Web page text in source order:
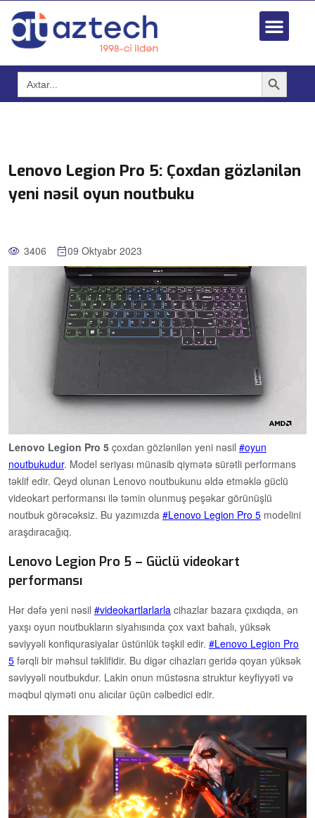
Search
for:
Search Button
Lenovo Legion Pro 5: Çoxdan gözlənilən
yeni nəsil oyun noutbuku
3406 09 Oktyabr 2023
Lenovo Legion Pro 5 çoxdan gözlənilən yeni nəsil
oyun
noutbukudur. Model seriyası münasib qiymətə sürətli performans
təklif edir. Qeyd olunan Lenovo noutbukunu əldə etməklə güclü
videokart performansı ilə təmin olunmuş peşəkar görünüşlü
noutbuk görəcəksiz. Bu yazımızda
Lenovo Legion Pro 5 modelini
araşdıracağıq.
Lenovo Legion Pro 5 – Güclü videokart
performansı
Hər dəfə yeni nəsil videokartlarlarla cihazlar bazara çıxdıqda, ən
yaxşı oyun noutbukların siyahısında çox vaxt bahalı, yüksək
səviyyəli konfiqurasiyalar üstünlük təşkil edir.
Lenovo Legion Pro
5 fərqli bir məhsul təklifidir. Bu digər cihazları geridə qoyan yüksək
səviyyəli noutbukdur. Lakin onun müstəsna struktur keyfiyyəti və
məqbul qiyməti onu alıcılar üçün cəlbedici edir.